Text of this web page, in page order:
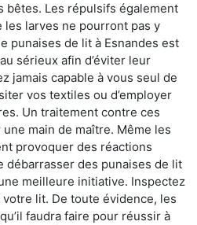
bêtes. Les répulsifs également
larves ne pourront pas y
punaises de lit à Esnandes est
sérieux afin d’éviter leur
jamais capable à vous seul de
vos textiles ou d’employer
Un traitement contre ces
main de maître. Même les
provoquer des réactions
débarrasser des punaises de lit
meilleure initiative. Inspectez
lit. De toute évidence, les
faudra faire pour réussir à